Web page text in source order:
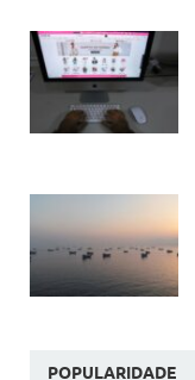
POPULARIDADE